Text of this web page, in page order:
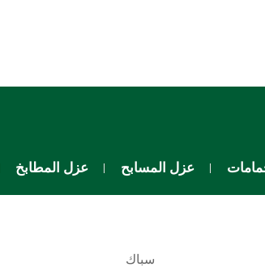
عزل المسابح عزل المطابخ